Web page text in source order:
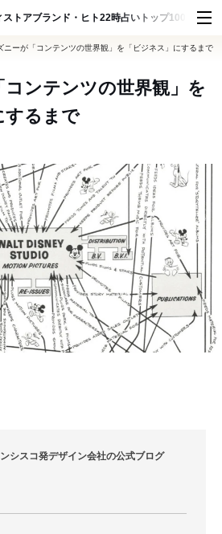
ストアブランド・ヒト22時占い トップ100 スナッ
ニーが「コンテンツの世界観」を「ビジネス」にするまで
ンテンツの世界観」を
するまで
シスコ発デザイン会社の公式ブログ